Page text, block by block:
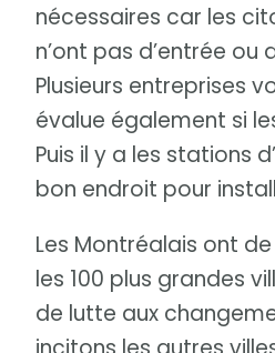
nécessaires car les
n’ont pas d’entrée
Plusieurs entreprises
évalue également si
Puis il y a les stations
bon endroit pour
Les Montréalais ont
les 100 plus grandes
de lutte aux